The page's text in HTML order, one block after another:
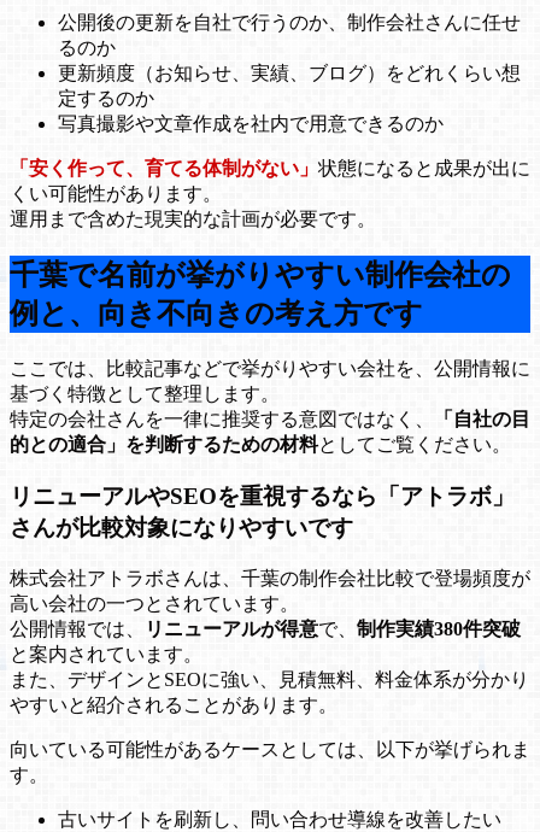
公開後の更新を自社で行うのか、制作会社さんに任せ
るのか
更新頻度（お知らせ、実績、ブログ）をどれくらい想
定するのか
写真撮影や文章作成を社内で用意できるのか
「安く作って、育てる体制がない」 状態になると成果が出に
くい可能性があります。
運用まで含めた現実的な計画が必要です。
千葉で名前が挙がりやすい制作会社の
例と、向き不向きの考え方です
ここでは、比較記事などで挙がりやすい会社を、公開情報に
基づく特徴として整理します。
特定の会社さんを一律に推奨する意図ではなく、
「自社の目
的との適合」を判断するための材料としてご覧ください。
リニューアルやSEOを重視するなら「アトラボ」
さんが比較対象になりやすいです
株式会社アトラボさんは、千葉の制作会社比較で登場頻度が
高い会社の一つとされています。
公開情報では、
リニューアルが得意で、 制作実績380件突破
と案内されています。
また、デザインとSEOに強い、見積無料、料金体系が分かり
やすいと紹介されることがあります。
向いている可能性があるケースとしては、以下が挙げられま
す。
古いサイトを刷新し、問い合わせ導線を改善したい